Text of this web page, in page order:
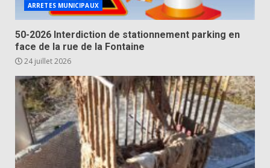
ARRETES MUNICIPAUX
50-2026 Interdiction de stationnement parking en
face de la rue de la Fontaine
24 juillet 2026